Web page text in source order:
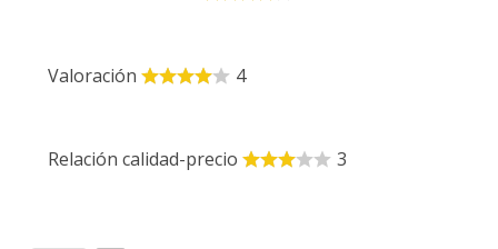
Valoración 4
Relación calidad-precio 3